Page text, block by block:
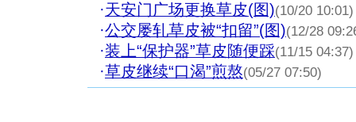
·天安门广场更换草皮(图)(10/20 10:01)
·公交屡轧草皮被“扣留”(图)(12/28
·装上“保护器”草皮随便踩(11/15 04:37)
·草皮继续“口渴”煎熬(05/27 07:50)